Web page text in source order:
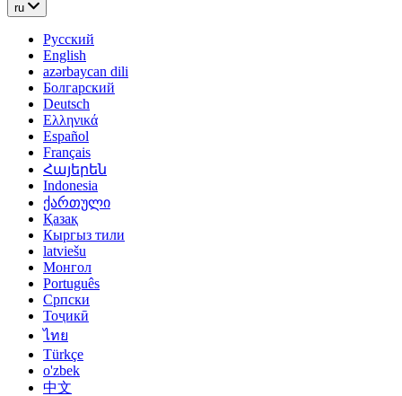
ru
Русский
English
azərbaycan dili
Болгарский
Deutsch
Ελληνικά
Español
Français
Հայերեն
Indonesia
ქართული
Қазақ
Кыргыз тили
latviešu
Монгол
Português
Српски
Тоҷикӣ
ไทย
Türkçe
o'zbek
中文